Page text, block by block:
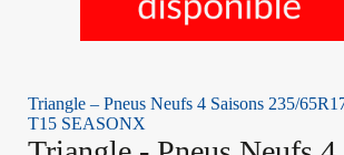
Triangle – Pneus Neufs 4 Saisons 235/
T15 SEASONX